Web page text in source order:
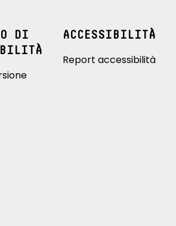
DI
ACCESSIBILITÀ
Report accessibilità